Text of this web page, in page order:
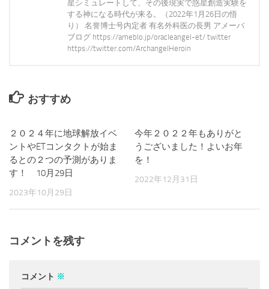
星シミュレートして、その後現実で惑星創造実験を
する神になる時代が来る。（2022年1月26日の悟
り） 名誉博士号内定者 有名外科医の長男 アメーバ
ブログ https://ameblo.jp/oracleangel-et/ twitter
https://twitter.com/ArchangelHeroin
おすすめ
２０２４年に地球解放イベ
ントやETコンタクトが始ま
るとの２つの予測がありま
す！ 10月29日
2023年10月29日
今年２０２２年もありがと
うございました！よいお年
を！
2022年12月31日
コメントを残す
コメント ※